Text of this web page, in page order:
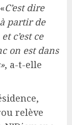
C’est dire
partir de
c’est ce
on est dans
, a-t-elle
relève